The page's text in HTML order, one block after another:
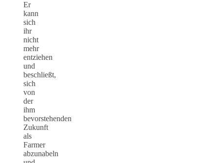
Er
kann
sich
ihr
nicht
mehr
entziehen
und
beschließt,
sich
von
der
ihm
bevorstehenden
Zukunft
als
Farmer
abzunabeln